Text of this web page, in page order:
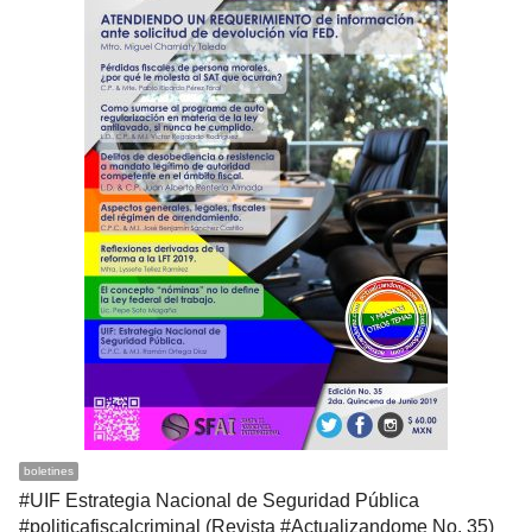
boletines
#UIF Estrategia Nacional de Seguridad Pública
#politicafiscalcriminal (Revista #Actualizandome No. 35)